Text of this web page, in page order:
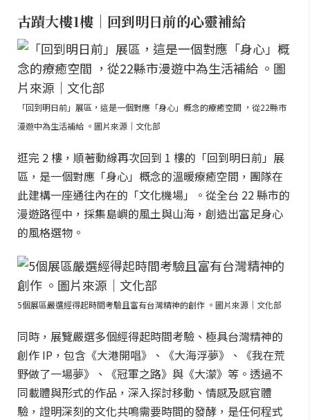
古蹟大樓1樓｜回到明日前的心靈補給
「回到明日前」展區，這是一個對應「身心」概念的療癒空間 ，從22縣市
漫遊中為生活補給 。圖片來源｜文化部
逛完 2 樓，順著動線再次回到 1 樓的「回到明日前」展
區，是一個對應「身心」概念的溫暖療癒空間，團隊在
此建構一座通往內在的「文化機場」。從全台 22 縣市的
漫遊路徑中，採集島嶼的風土與山海，創造出富足身心
的風格選物。
5個展區嚴選經得起時間考驗且富有台灣精神的創作 。圖片來源｜文化部
同時，展覽嚴選多個經得起時間考驗、極具台灣精神的
創作 IP，包含《大港開唱》、《大海浮夢》、《我在荒
野做了一場夢》、《冠軍之路》與《大濛》等。透過不
同載體與形式的作品，深入探討移動、情感及感官體
驗，證明深刻的文化共鳴需要時間的發酵，是任何程式